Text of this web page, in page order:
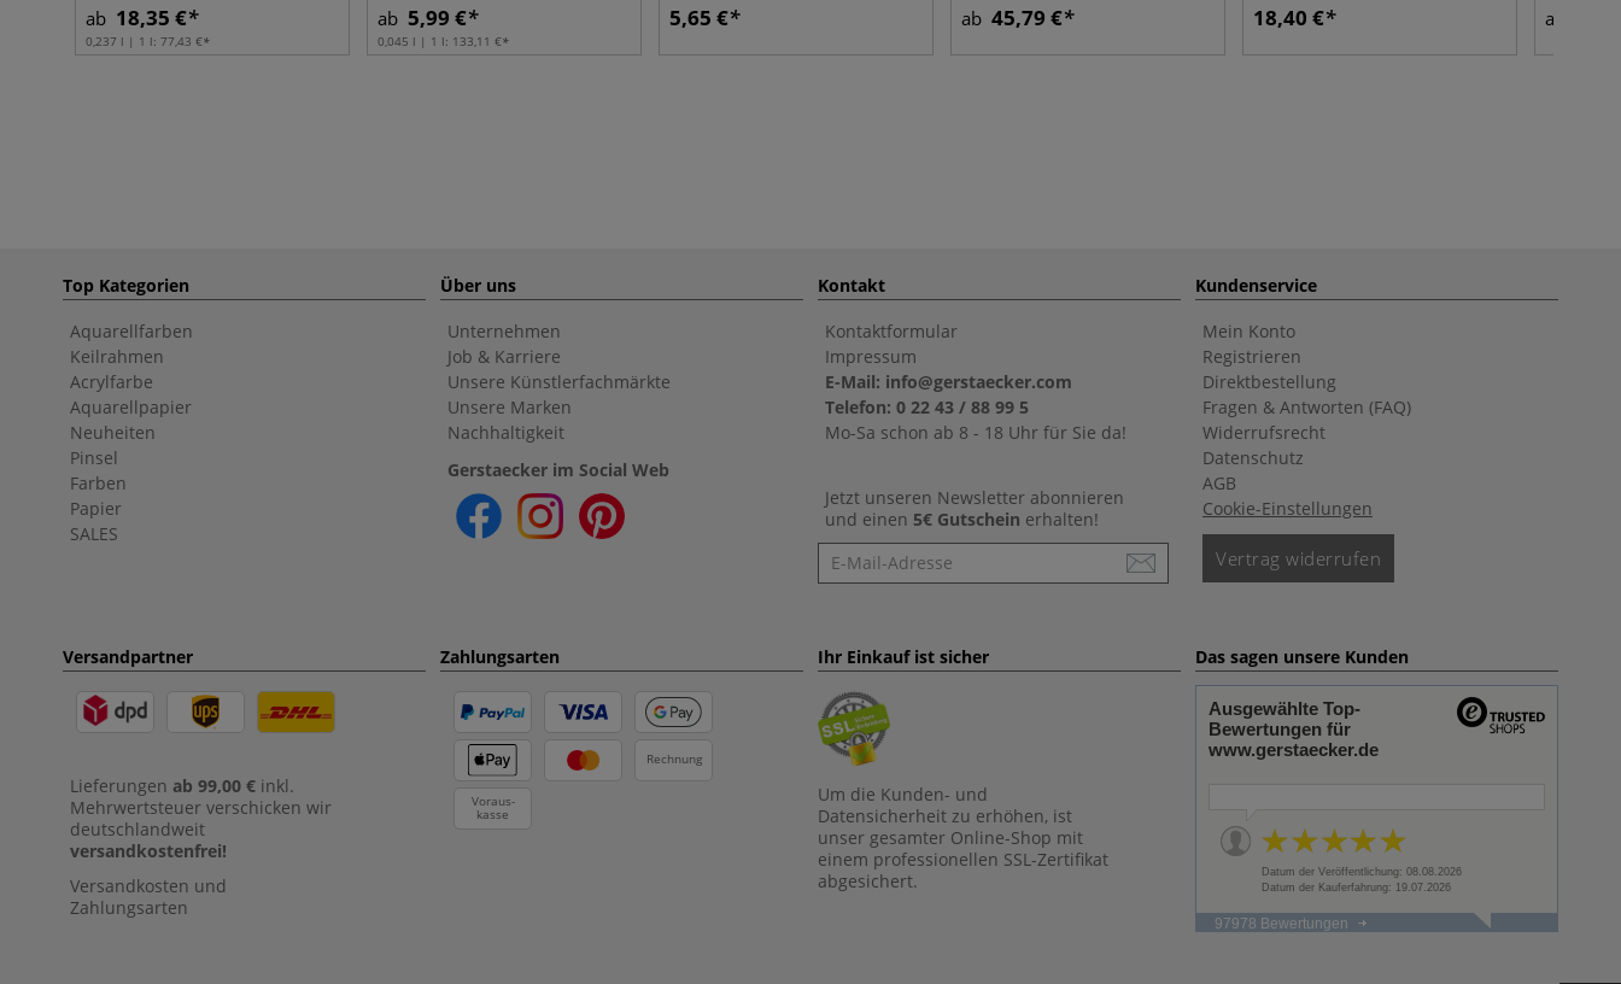
ab 18,35 €
0,237 l | 1 l: 77,43 €
ab 5,99 €
0,045 l | 1 l: 133,11 €
5,65 € ab 45,79 € 18,40 € ab
Top Kategorien
Aquarellfarben
Keilrahmen
Acrylfarbe
Aquarellpapier
Neuheiten
Pinsel
Farben
Papier
SALES
Über uns
Unternehmen
Job & Karriere
Unsere Künstlerfachmärkte
Unsere Marken
Nachhaltigkeit
Gerstaecker im Social Web
Kontakt
Kontaktformular
Impressum
E-Mail: info@gerstaecker.com
Telefon: 0 22 43 / 88 99 5
Mo-Sa schon ab 8 - 18 Uhr für Sie da!
Jetzt unseren Newsletter abonnieren
und einen 5€ Gutschein erhalten!
Newsletter
Kundenservice
Mein Konto
Registrieren
Direktbestellung
Fragen & Antworten (FAQ)
Widerrufsrecht
Datenschutz
AGB
Cookie-Einstellungen
Vertrag widerrufen
Versandpartner
Lieferungen ab 99,00 € inkl.
Mehrwertsteuer verschicken wir
deutschlandweit
versandkostenfrei!
Versandkosten und
Zahlungsarten
Zahlungsarten
Rechnung
Voraus-
kasse
Ihr Einkauf ist sicher
Um die Kunden- und
Datensicherheit zu erhöhen, ist
unser gesamter Online-Shop mit
einem professionellen SSL-Zertifikat
abgesichert.
Das sagen unsere Kunden
Ausgewählte Top-
Bewertungen für
www.gerstaecker.de
Datum der Veröffentlichung: 08.08.2026
Datum der Kauferfahrung: 19.07.2026
97978 Bewertungen